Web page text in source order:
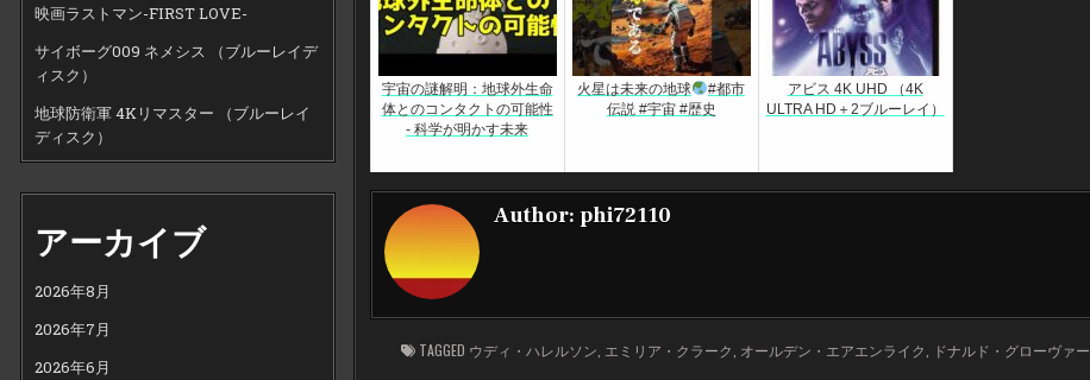
映画ラストマン-FIRST LOVE-
サイボーグ009 ネメシス （ブルーレイデ
ィスク）
地球防衛軍 4Kリマスター （ブルーレイ
ディスク）
アーカイブ
2026年8月
2026年7月
2026年6月
宇宙の謎解明：地球外生命
体とのコンタクトの可能性
- 科学が明かす未来
火星は未来の地球
#都市
伝説 #宇宙 #歴史
アビス 4K UHD （4K
ULTRA HD＋2ブルーレイ）
Author: phi72110
TAGGED ウディ・ハレルソン エミリア・クラーク オールデン・エアエンライク ドナルド・グローヴァー